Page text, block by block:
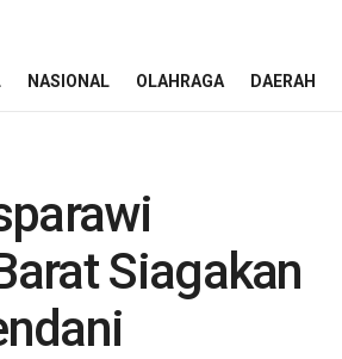
NASIONAL OLAHRAGA DAERAH
Siagakan